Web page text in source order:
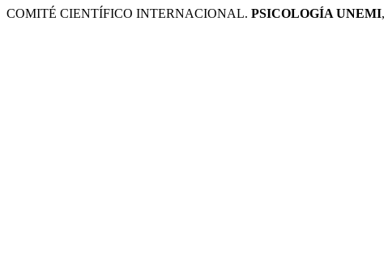
COMITÉ CIENTÍFICO INTERNACIONAL. PSICOLOGÍA UNEMI,